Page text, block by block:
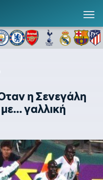
η Σενεγάλη
γαλλική